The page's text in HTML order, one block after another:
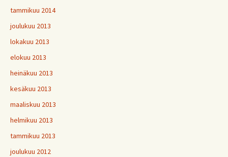
tammikuu 2014
joulukuu 2013
lokakuu 2013
elokuu 2013
heinäkuu 2013
kesäkuu 2013
maaliskuu 2013
helmikuu 2013
tammikuu 2013
joulukuu 2012